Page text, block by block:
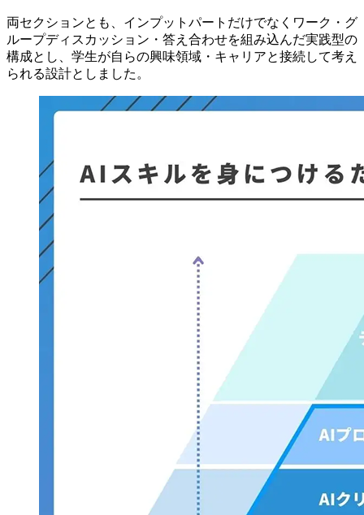
両セクションとも、インプットパートだけでなくワーク・グ
ループディスカッション・答え合わせを組み込んだ実践型の
構成とし、学生が自らの興味領域・キャリアと接続して考え
られる設計としました。